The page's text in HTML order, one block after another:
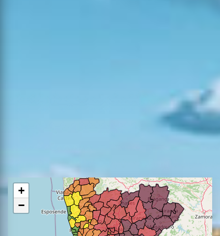
Previsão do Perigo de
+
−